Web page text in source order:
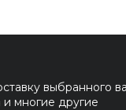
выбранного
многие другие